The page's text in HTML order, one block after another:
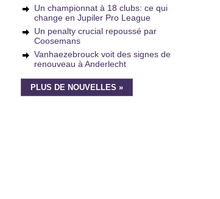
Un championnat à 18 clubs: ce qui
change en Jupiler Pro League
Un penalty crucial repoussé par
Coosemans
Vanhaezebrouck voit des signes de
renouveau à Anderlecht
PLUS DE NOUVELLES »